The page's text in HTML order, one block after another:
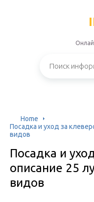
Home
Посадка и уход за
видов
Посадка и
описание 25
видов